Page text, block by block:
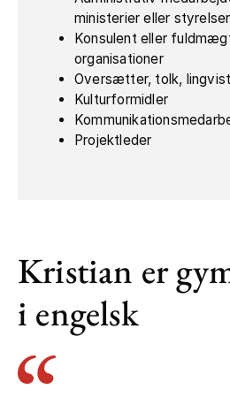
ministerier eller styrelser
Konsulent eller
organisationer
Oversætter, tolk,
Kulturformidler
Projektleder
Kristian er
i engelsk